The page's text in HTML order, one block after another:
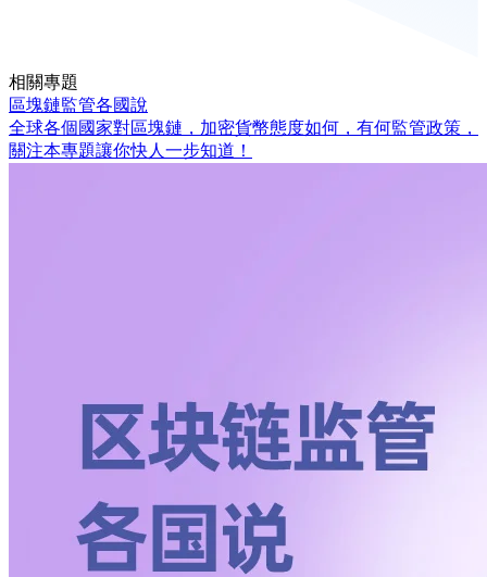
相關專題
區塊鏈監管各國說
全球各個國家對區塊鏈，加密貨幣態度如何，有何監管政策，
關注本專題讓你快人一步知道！